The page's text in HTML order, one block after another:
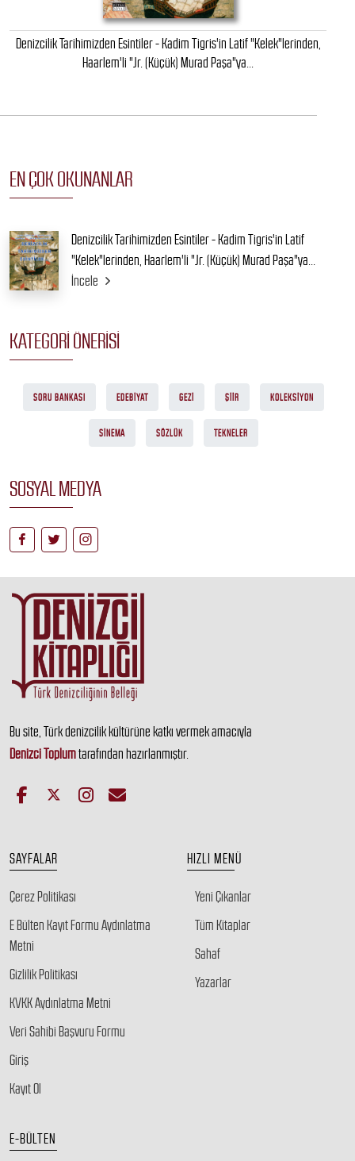
Denizcilik Tarihimizden Esintiler - Kadim Tigris'in Latif "Kelek"lerinden,
Haarlem'li "Jr. (Küçük) Murad Paşa"ya...
EN ÇOK OKUNANLAR
Denizcilik Tarihimizden Esintiler - Kadim Tigris'in Latif
"Kelek"lerinden, Haarlem'li "Jr. (Küçük) Murad Paşa"ya...
İncele
KATEGORI ÖNERISI
SORU BANKASI EDEBIYAT GEZI ŞIIR KOLEKSIYON
SINEMA SÖZLÜK TEKNELER
SOSYAL MEDYA
Bu site, Türk denizcilik kültürüne katkı vermek amacıyla
Denizci Toplumtarafından hazırlanmıştır.
SAYFALAR
Çerez Politikası
E Bülten Kayıt Formu Aydınlatma
Metni
Gizlilik Politikası
KVKK Aydınlatma Metni
Veri Sahibi Başvuru Formu
Giriş
Kayıt Ol
HIZLI MENÜ
Yeni Çıkanlar
Tüm Kitaplar
Sahaf
Yazarlar
E-BÜLTEN